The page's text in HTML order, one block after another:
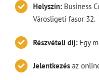
Helyszín: Business
Városligeti fasor 32.
Részvételi díj:Egy
Jelentkezésaz